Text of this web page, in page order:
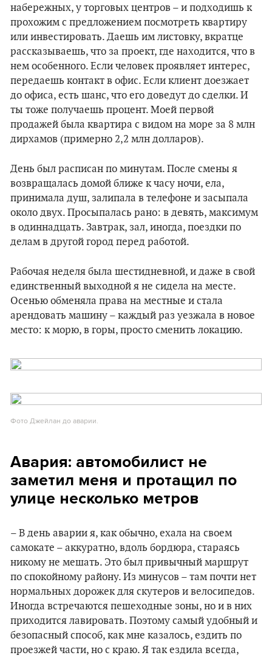
набережных, у торговых центров – и подходишь к
прохожим с предложением посмотреть квартиру
или инвестировать. Даешь им листовку, вкратце
рассказываешь, что за проект, где находится, что в
нем особенного. Если человек проявляет интерес,
передаешь контакт в офис. Если клиент доезжает
до офиса, есть шанс, что его доведут до сделки. И
ты тоже получаешь процент. Моей первой
продажей была квартира с видом на море за 8 млн
дирхамов (примерно 2,2 млн долларов).
День был расписан по минутам. После смены я
возвращалась домой ближе к часу ночи, ела,
принимала душ, залипала в телефоне и засыпала
около двух. Просыпалась рано: в девять, максимум
в одиннадцать. Завтрак, зал, иногда, поездки по
делам в другой город перед работой.
Рабочая неделя была шестидневной, и даже в свой
единственный выходной я не сидела на месте.
Осенью обменяла права на местные и стала
арендовать машину – каждый раз уезжала в новое
место: к морю, в горы, просто сменить локацию.
Фото Джейлан до аварии.
Авария: автомобилист не
заметил меня и протащил по
улице несколько метров
– В день аварии я, как обычно, ехала на своем
самокате – аккуратно, вдоль бордюра, стараясь
никому не мешать. Это был привычный маршрут
по спокойному району. Из минусов – там почти нет
нормальных дорожек для скутеров и велосипедов.
Иногда встречаются пешеходные зоны, но и в них
приходится лавировать. Поэтому самый удобный и
безопасный способ, как мне казалось, ездить по
проезжей части, но с краю. Я так ездила всегда,